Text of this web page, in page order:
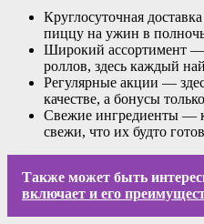
Круглосуточная
пиццу на ужин в
Широкий ассортимент —
роллов, здесь каждый
Регулярные акции —
качестве, а бонусы
Свежие ингредиенты —
свежи, что их будто
Также может быть
включает и его